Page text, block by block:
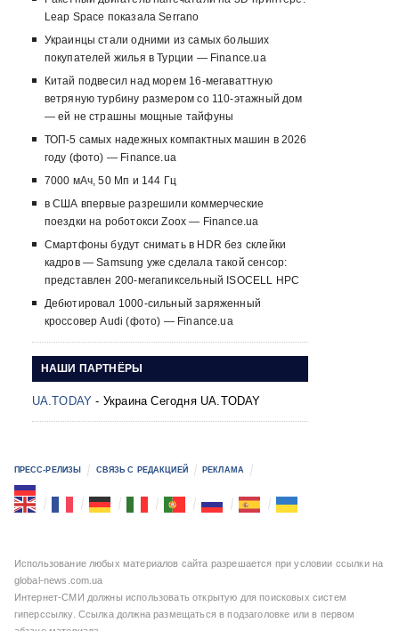
Leap Space показала Serrano
Украинцы стали одними из самых больших
покупателей жилья в Турции — Finance.ua
Китай подвесил над морем 16-мегаваттную
ветряную турбину размером со 110-этажный дом
— ей не страшны мощные тайфуны
ТОП-5 самых надежных компактных машин в 2026
году (фото) — Finance.ua
7000 мАч, 50 Мп и 144 Гц
в США впервые разрешили коммерческие
поездки на роботокси Zoox — Finance.ua
Смартфоны будут снимать в HDR без склейки
кадров — Samsung уже сделала такой сенсор:
представлен 200-мегапиксельный ISOCELL HPC
Дебютировал 1000-сильный заряженный
кроссовер Audi (фото) — Finance.ua
НАШИ ПАРТНЁРЫ
UA.TODAY - Украина Сегодня UA.TODAY
ПРЕСС-РЕЛИЗЫ СВЯЗЬ С РЕДАКЦИЕЙ РЕКЛАМА
Использование любых материалов сайта разрешается при условии ссылки на
global-news.com.ua
Интернет-СМИ должны использовать открытую для поисковых систем
гиперссылку. Ссылка должна размещаться в подзаголовке или в первом